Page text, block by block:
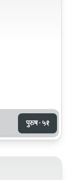
पुरुष · ५१